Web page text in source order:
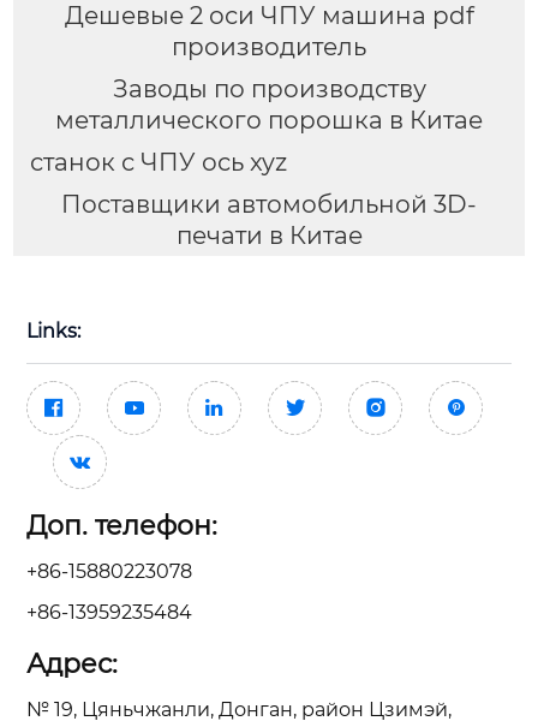
Дешевые 2 оси ЧПУ машина pdf
производитель
Заводы по производству
металлического порошка в Китае
станок с ЧПУ ось xyz
Поставщики автомобильной 3D-
печати в Китае
Links:
     

Доп. телефон:
+86-15880223078
+86-13959235484
Адрес:
№ 19, Цяньчжанли, Донган, район Цзимэй,